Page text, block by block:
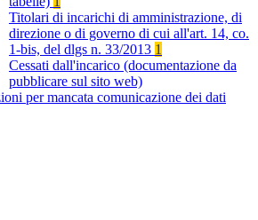
Titolari di incarichi di amministrazione, di
direzione o di governo di cui all'art. 14, co.
1-bis, del dlgs n. 33/2013 1
Cessati dall'incarico (documentazione da
pubblicare sul sito web)
per mancata comunicazione dei dati